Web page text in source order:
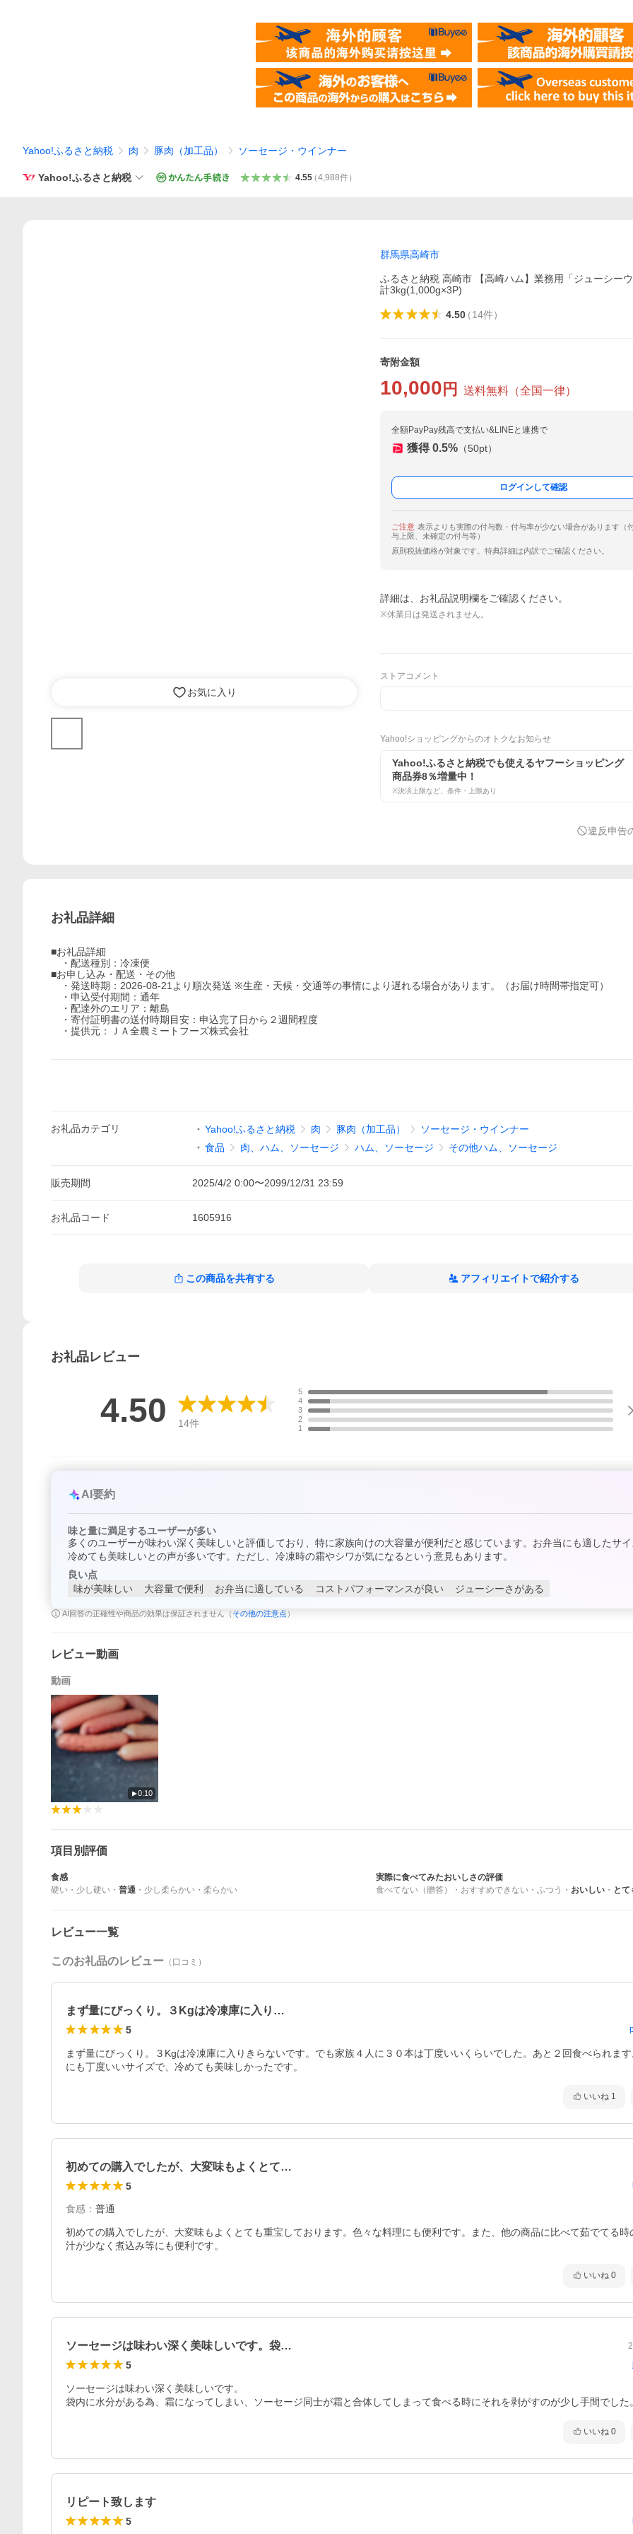
Yahoo!ふるさと納税 肉 豚肉（加工品） ソーセージ・ウインナー
Yahoo!ふるさと納税 4.55（4,988件）
お気に入り
群馬県高崎市
ふるさと納税 高崎市 【高崎ハム】業務用「ジューシー
計3kg(1,000g×3P)
4.50（14件）
寄附金額
10,000 円 送料無料 （全国一律）
全額PayPay残高で支払い&LINEと連携で
獲得 0.5% （50pt）
ログインして確認
ご注意 表示よりも実際の付与数・付与率が少ない場合があります（
与上限、未確定の付与等）
原則税抜価格が対象です。特典詳細は内訳でご確認ください。
詳細は、お礼品説明欄をご確認ください。
※休業日は発送されません。
ストアコメント
Yahoo!ショッピングからのオトクなお知らせ
Yahoo!ふるさと納税でも使えるヤフーショッピング
商品券8％増量中！
※決済上限など、条件・上限あり
違反申告
お礼品詳細
■お礼品詳細
・配送種別：冷凍便
■お申し込み・配送・その他
・発送時期：2026-08-21より順次発送 ※生産・天候・交通等の事情により遅れる場合があります。（お届け時間帯指定可）
・申込受付期間：通年
・配達外のエリア：離島
・寄付証明書の送付時期目安：申込完了日から２週間程度
・提供元：ＪＡ全農ミートフーズ株式会社
お礼品カテゴリ Yahoo!ふるさと納税 肉 豚肉（加工品）
ソーセージ・ウインナー
食品
肉、ハム、ソーセージ ハム、ソーセージ その他ハム、ソーセージ
販売期間 2025/4/2 0:00〜2099/12/31 23:59
お礼品コード 1605916
この商品を共有する アフィリエイトで紹介する
お礼品レビュー
4.50 14件
5
4
3
2
1
AI要約
味と量に満足するユーザーが多い
多くのユーザーが味わい深く美味しいと評価しており、特に家族向けの大容量が便利だと感じています。お弁当にも適したサ
冷めても美味しいとの声が多いです。ただし、冷凍時の霜やシワが気になるという意見もあります。
良い点
味が美味しい
大容量で便利 お弁当に適している コストパフォーマンスが良い ジューシーさがある
AI回答の正確性や商品の効果は保証されません（ その他の注意点 ）
レビュー動画
動画
0:10
項目別評価
食感
硬い ・ 少し硬い ・ 普通 ・ 少し柔らかい ・ 柔らかい
実際に食べてみたおいしさの評価
食べてない（贈答）
・ おすすめできない ・ ふつう ・ おいしい ・ とて
レビュー一覧
このお礼品のレビュー （口コミ）
まず量にびっくり。３Kgは冷凍庫に入り…
5
まず量にびっくり。３Kgは冷凍庫に入りきらないです。でも家族４人に３０本は丁度いいくらいでした。あと２回食べられま
にも丁度いいサイズで、冷めても美味しかったです。
いいね 1
初めての購入でしたが、大変味もよくとて…
5
食感 ： 普通
初めての購入でしたが、大変味もよくとても重宝しております。色々な料理にも便利です。また、他の商品に比べて茹でてる時
汁が少なく煮込み等にも便利です。
いいね 0
ソーセージは味わい深く美味しいです。袋…
5
ソーセージは味わい深く美味しいです。
袋内に水分がある為、霜になってしまい、ソーセージ同士が霜と合体してしまって食べる時にそれを剥がすのが少し手間でした
いいね 0
リピート致します
5